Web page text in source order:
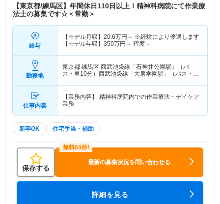
【東京都/練馬区】年間休日110日以上！精神科病院にて作業療
法士の募集です☆＜常勤＞
給与
【モデル月収】 20.6万円～ ※経験により優遇します
【モデル年収】 350万円～ 程度～
勤務地
東京都 練馬区 西武池袋線「石神井公園駅」（バ
ス・車10分）西武池袋線「大泉学園駅」（バス・車
仕事内容
【業務内容】 精神科病院内での作業療法・デイケア
業務
新卒OK 住宅手当・補助
保存する
最新の募集状況を問い合わせる
詳細を見る